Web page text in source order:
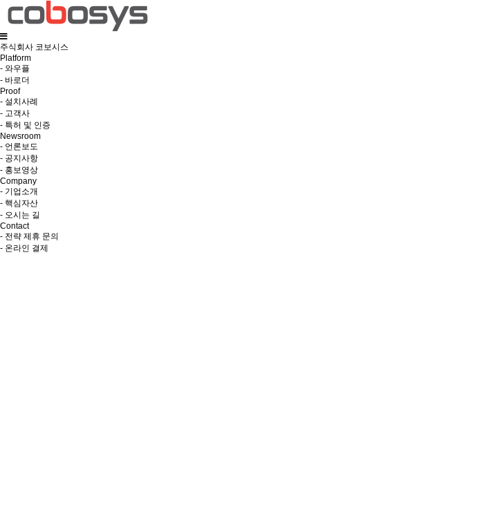
주식회사 코보시스
Platform
- 와우플
- 바로더
Proof
- 설치사례
- 고객사
- 특허 및 인증
Newsroom
- 언론보도
- 공지사항
- 홍보영상
Company
- 기업소개
- 핵심자산
- 오시는 길
Contact
- 전략 제휴 문의
- 온라인 결제